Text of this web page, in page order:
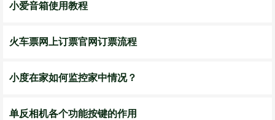
小爱音箱使用教程
火车票网上订票官网订票流程
小度在家如何监控家中情况？
单反相机各个功能按键的作用